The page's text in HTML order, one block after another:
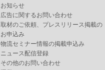
お知らせ
広告に関するお問い合わせ
取材のご依頼、プレスリリース掲載の
お申込み
物流セミナー情報の掲載申込み
ニュース配信登録
その他のお問い合わせ